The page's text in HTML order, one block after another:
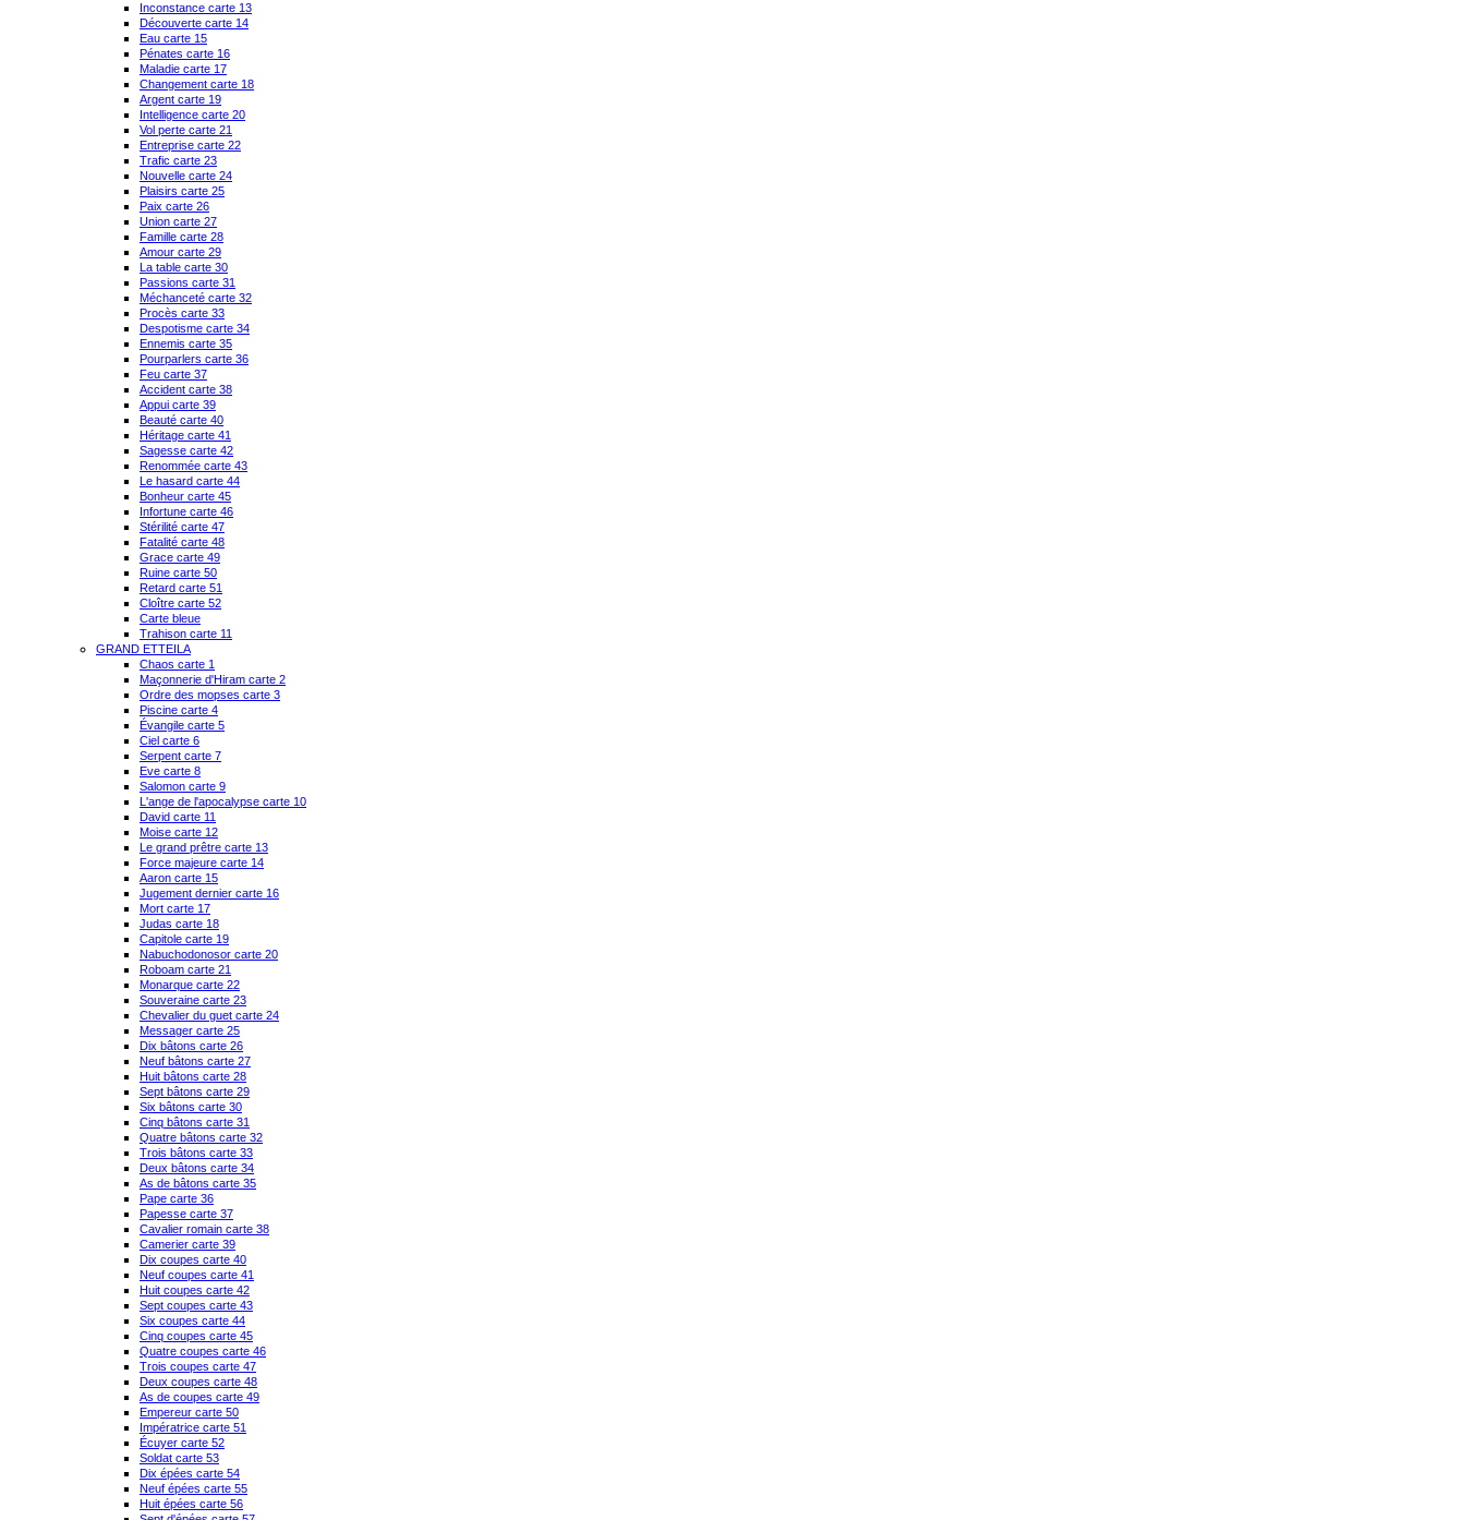
Inconstance carte 13
Découverte carte 14
Eau carte 15
Pénates carte 16
Maladie carte 17
Changement carte 18
Argent carte 19
Intelligence carte 20
Vol perte carte 21
Entreprise carte 22
Trafic carte 23
Nouvelle carte 24
Plaisirs carte 25
Paix carte 26
Union carte 27
Famille carte 28
Amour carte 29
La table carte 30
Passions carte 31
Méchanceté carte 32
Procès carte 33
Despotisme carte 34
Ennemis carte 35
Pourparlers carte 36
Feu carte 37
Accident carte 38
Appui carte 39
Beauté carte 40
Héritage carte 41
Sagesse carte 42
Renommée carte 43
Le hasard carte 44
Bonheur carte 45
Infortune carte 46
Stérilité carte 47
Fatalité carte 48
Grace carte 49
Ruine carte 50
Retard carte 51
Cloître carte 52
Carte bleue
Trahison carte 11
GRAND ETTEILA
Chaos carte 1
Maçonnerie d'Hiram carte 2
Ordre des mopses carte 3
Piscine carte 4
Évangile carte 5
Ciel carte 6
Serpent carte 7
Eve carte 8
Salomon carte 9
L'ange de l'apocalypse carte 10
David carte 11
Moise carte 12
Le grand prêtre carte 13
Force majeure carte 14
Aaron carte 15
Jugement dernier carte 16
Mort carte 17
Judas carte 18
Capitole carte 19
Nabuchodonosor carte 20
Roboam carte 21
Monarque carte 22
Souveraine carte 23
Chevalier du guet carte 24
Messager carte 25
Dix bâtons carte 26
Neuf bâtons carte 27
Huit bâtons carte 28
Sept bâtons carte 29
Six bâtons carte 30
Cinq bâtons carte 31
Quatre bâtons carte 32
Trois bâtons carte 33
Deux bâtons carte 34
As de bâtons carte 35
Pape carte 36
Papesse carte 37
Cavalier romain carte 38
Camerier carte 39
Dix coupes carte 40
Neuf coupes carte 41
Huit coupes carte 42
Sept coupes carte 43
Six coupes carte 44
Cinq coupes carte 45
Quatre coupes carte 46
Trois coupes carte 47
Deux coupes carte 48
As de coupes carte 49
Empereur carte 50
Impératrice carte 51
Écuyer carte 52
Soldat carte 53
Dix épées carte 54
Neuf épées carte 55
Huit épées carte 56